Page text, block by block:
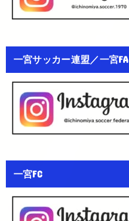
一宮サッカー連盟／一宮FA
一宮FC